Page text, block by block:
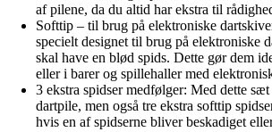
af pilene, da du altid har ekstra til
Softtip – til brug på elektroniske
specielt designet til brug på elektroniske
skal have en blød spids. Dette gør dem
eller i barer og spillehaller med
3 ekstra spidser medfølger: Med dette
dartpile, men også tre ekstra softtip
hvis en af spidserne bliver beskadiget